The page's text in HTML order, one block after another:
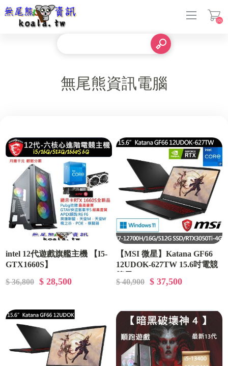
(0)
無尾熊資訊電腦
intel 12代遊戲旗艦主機 【I5-
GTX1660S】
$ 36,800
$ 28,500
【MSI 微星】Katana GF66
12UDOK-627TW 15.6吋電競
SSD/RTX3050Ti-4G/Win11)
$ 40,900 $ 37,500